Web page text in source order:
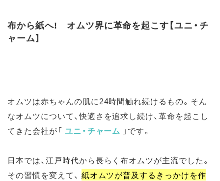
布から紙へ! オムツ界に革命を起こす【ユニ・チ
ャーム】
オムツは赤ちゃんの肌に24時間触れ続けるもの。そん
なオムツについて、快適さを追求し続け、革命を起こし
てきた会社が「 ユニ・チャーム 」です。
日本では、江戸時代から長らく布オムツが主流でした。
その習慣を変えて、 紙オムツが普及するきっかけを作